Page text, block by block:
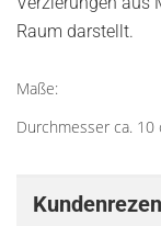
Raum darstellt.
Maße:
Durchmesser ca. 10